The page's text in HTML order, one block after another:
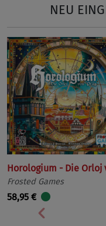
NEU
Horologium - Die Orloj
Frosted Games
58,95 €
Vorherige